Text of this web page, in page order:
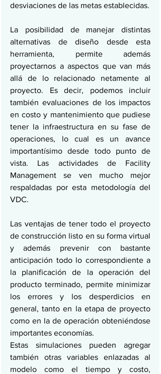
desviaciones de las metas establecidas.
La posibilidad de manejar distintas
alternativas de diseño desde esta
herramienta, permite además
proyectarnos a aspectos que van más
allá de lo relacionado netamente al
proyecto. Es decir, podemos incluir
también evaluaciones de los impactos
en costo y mantenimiento que pudiese
tener la infraestructura en su fase de
operaciones, lo cual es un avance
importantísimo desde todo punto de
vista. Las actividades de Facility
Management se ven mucho mejor
respaldadas por esta metodología del
VDC.
Las ventajas de tener todo el proyecto
de construcción listo en su forma virtual
y además prevenir con bastante
anticipación todo lo correspondiente a
la planificación de la operación del
producto terminado, permite minimizar
los errores y los desperdicios en
general, tanto en la etapa de proyecto
como en la de operación obteniéndose
importantes economías.
Estas simulaciones pueden agregar
también otras variables enlazadas al
modelo como el tiempo y costo,